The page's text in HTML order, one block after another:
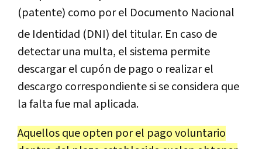
(patente) como por el Documento Nacional
de Identidad (DNI) del titular. En caso de
detectar una multa, el sistema permite
descargar el cupón de pago o realizar el
descargo correspondiente si se considera que
la falta fue mal aplicada.
Aquellos que opten por el pago voluntario